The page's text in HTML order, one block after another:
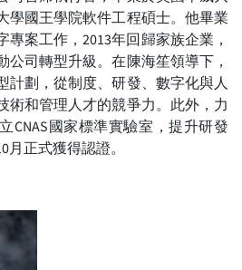
學國王學院軟件工程碩士。他畢業
案工作，2013年回歸家族企業，
公司轉型升級。在陳海笙領導下，
計劃，從制度、研發、數字化與人
術和管理人才的競爭力。此外，力
CNAS國家標準實驗室，提升研發
月正式獲得認證。